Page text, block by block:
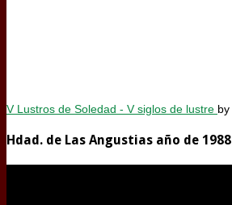
V Lustros de Soledad - V siglos de lustre by
Hdad. de Las Angustias año de 1988